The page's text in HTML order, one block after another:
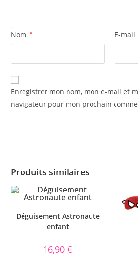
Nom * E-mail
Enregistrer mon nom, mon e-mail et
navigateur pour mon prochain
Produits similaires
Déguisement Astronaute
enfant
16,90€